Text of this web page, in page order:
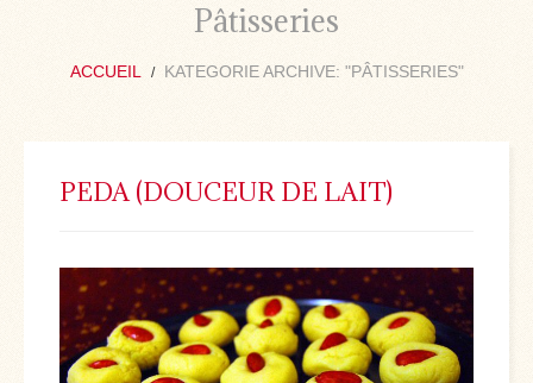
Pâtisseries
ACCUEIL KATEGORIE ARCHIVE: "PÂTISSERIES"
PEDA (DOUCEUR DE LAIT)